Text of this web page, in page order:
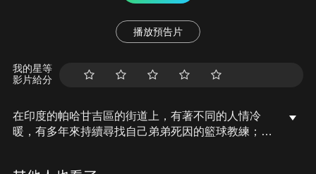
播放預告片
我的星等
影片給分
在印度的帕哈甘吉區的街道上，有著不同的人情冷
暖，有多年來持續尋找自己弟弟死因的籃球教練；有